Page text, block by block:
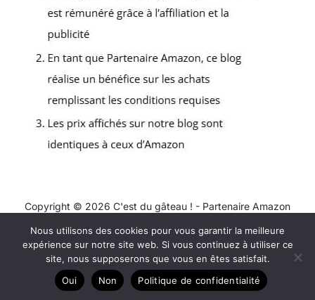
Copyright © 2026 C'est du gâteau ! - Partenaire Amazon
Contact
Mentions légales
Politique de confidentialité
Nous utilisons des cookies pour vous garantir la meilleure
expérience sur notre site web. Si vous continuez à utiliser ce
site, nous supposerons que vous en êtes satisfait.
Oui
Non Politique de confidentialité